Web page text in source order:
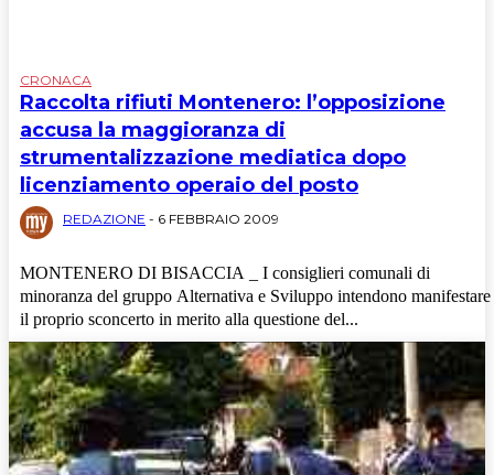
CRONACA
Raccolta rifiuti Montenero: l’opposizione
accusa la maggioranza di
strumentalizzazione mediatica dopo
licenziamento operaio del posto
REDAZIONE - 6 FEBBRAIO 2009
MONTENERO DI BISACCIA _ I consiglieri comunali di
minoranza del gruppo Alternativa e Sviluppo intendono manifestare
il proprio sconcerto in merito alla questione del...